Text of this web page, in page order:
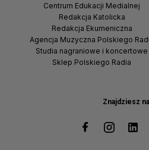
Znajdziesz
Centrum Edukacji Medialnej
Redakcja Katolicka
Redakcja Ekumeniczna
Agencja Muzyczna Polskiego
Studia nagraniowe i koncertowe
Sklep Polskiego Radia